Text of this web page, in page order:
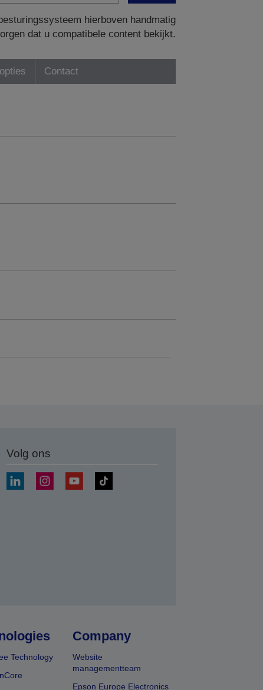
hierboven handmatig
dat u compatibele content bekijkt.
Contact
Volg ons
Technology
Company
Website
managementteam
Epson Europe Electronics